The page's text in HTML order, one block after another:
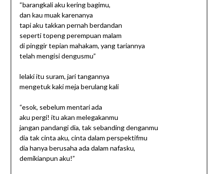
“barangkali aku kering bagimu,
dan kau muak karenanya
tapi aku takkan pernah berdandan
seperti topeng perempuan malam
di pinggir tepian mahakam, yang tariannya
telah mengisi dengusmu”
lelaki itu suram, jari tangannya
mengetuk kaki meja berulang kali
“esok, sebelum mentari ada
aku pergi! itu akan melegakanmu
jangan pandangi dia, tak sebanding denganmu
dia tak cinta aku, cinta dalam perspektifmu
dia hanya berusaha ada dalam nafasku,
demikianpun aku!”